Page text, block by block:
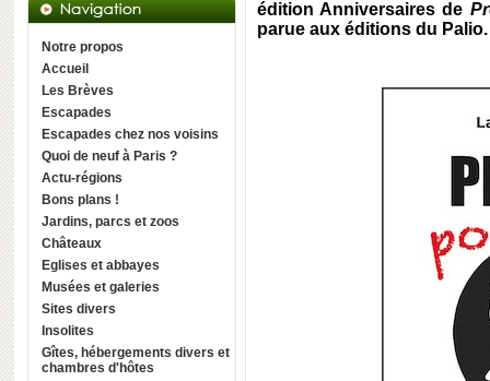
Notre propos
Accueil
Les Brèves
Escapades
Escapades chez nos voisins
Quoi de neuf à Paris ?
Actu-régions
Bons plans !
Jardins, parcs et zoos
Châteaux
Eglises et abbayes
Musées et galeries
Sites divers
Insolites
Gîtes, hébergements divers et
chambres d'hôtes
édition Anniversaires de
parue aux éditions du Palio.